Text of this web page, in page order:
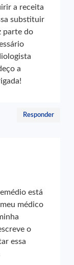
a receita
substituir
parte do
a
Responder
está
médico
o
essa